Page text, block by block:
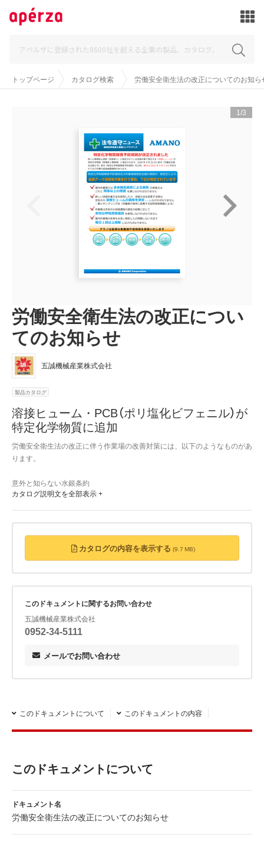
トップページ カタログ検索 労働安全衛生法の改正についてのお知ら

1/3
労働安全衛生法の改正につい
てのお知らせ
五誠機械産業株式会社
製品カタログ
溶接ヒューム・PCB（ポリ塩化ビフェニル）が
特定化学物質に追加
労働安全衛生法の改正に伴う作業場の改善対策には、以下のようなものがあ
ります。
意外と知らない水銀条約
水銀ランプの製造・輸出・輸入が2021年1月1日から禁止となります！
溶接ヒューム：特定化学物質障害予防規則
カタログ説明文を全部表示 +
カタログの内容を表示する (9.7 MB)
このドキュメントに関するお問い合わせ
五誠機械産業株式会社
0952-34-5111
メールでお問い合わせ
このドキュメントについて このドキュメントの内容
このドキュメントについて
ドキュメント名
労働安全衛生法の改正についてのお知らせ